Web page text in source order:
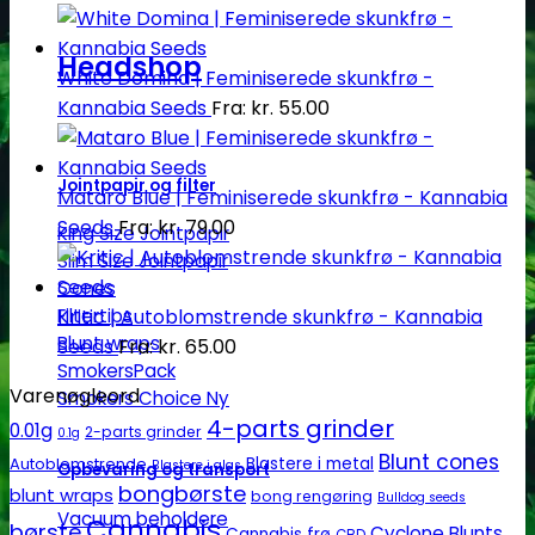
Headshop
Jointpapir og filter
King Size Jointpapir
Slim Size Jointpapir
Cones
Filtertips
Blunt wraps
SmokersPack
Smokers Choice
Opbevaring og transport
Vacuum beholdere
White Domina | Feminiserede skunkfrø -
Kannabia Seeds Fra: kr. 55.00
Mataro Blue | Feminiserede skunkfrø - Kannabia
SeedsFra:kr.79.00
Kritic | Autoblomstrende skunkfrø - Kannabia
SeedsFra:kr. 65.00
Varenøgleord
0.01g 0.1g 2-parts grinder 4-parts grinder
Autoblomstrende Blastere i glas Blastere i metal Blunt cones
blunt wraps bongbørste bong rengøring Bulldog seeds